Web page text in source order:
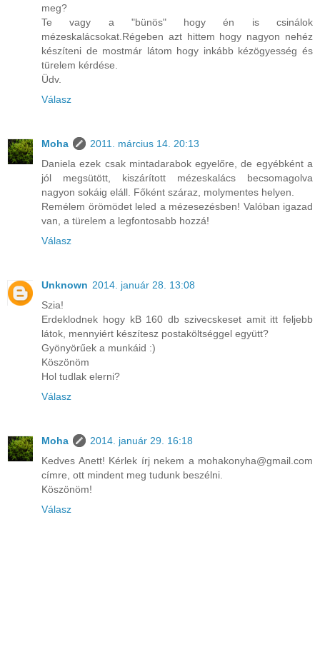
meg?
Te vagy a "bünös" hogy én is csinálok
mézeskalácsokat.Régeben azt hittem hogy nagyon nehéz
készíteni de mostmár látom hogy inkább kézögyesség és
türelem kérdése.
Üdv.
Válasz
Moha
2011. március 14. 20:13
Daniela ezek csak mintadarabok egyelőre, de egyébként a
jól megsütött, kiszárított mézeskalács becsomagolva
nagyon sokáig eláll. Főként száraz, molymentes helyen.
Remélem örömödet leled a mézesezésben! Valóban igazad
van, a türelem a legfontosabb hozzá!
Válasz
Unknown 2014. január 28. 13:08
Szia!
Erdeklodnek hogy kB 160 db szivecskeset amit itt feljebb
látok, mennyiért készítesz postaköltséggel együtt?
Gyönyörűek a munkáid :)
Köszönöm
Hol tudlak elerni?
Válasz
Moha
2014. január 29. 16:18
Kedves Anett! Kérlek írj nekem a mohakonyha@gmail.com
címre, ott mindent meg tudunk beszélni.
Köszönöm!
Válasz